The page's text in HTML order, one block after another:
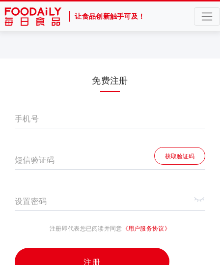
让食品创新触手可及！
免费注册
手机号
短信验证码 获取验证码
设置密码
注册即代表您已阅读并同意 《用户服务协议》
注册